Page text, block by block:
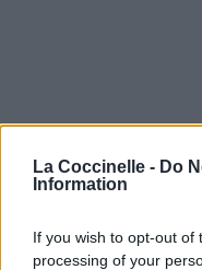
La Coccinelle - Do
Information
If you wish to opt-out of
processing of your